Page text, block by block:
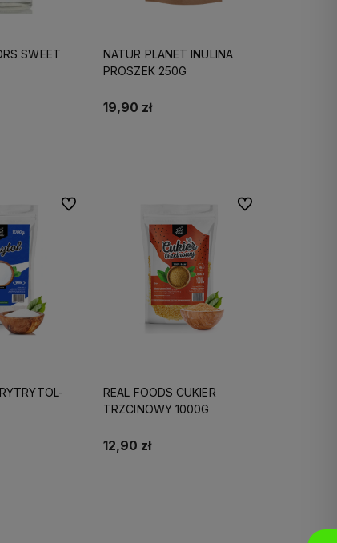
SWEET
NATUR PLANET INULINA
PROSZEK 250G
19,90 zł
Do ulubionych
REAL FOODS CUKIER
TRZCINOWY 1000G
12,90 zł
Do ulubionych